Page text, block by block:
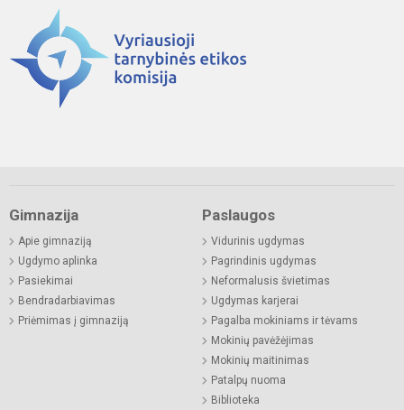
Gimnazija
Apie gimnaziją
Ugdymo aplinka
Pasiekimai
Bendradarbiavimas
Priėmimas į gimnaziją
Paslaugos
Vidurinis ugdymas
Pagrindinis ugdymas
Neformalusis švietimas
Ugdymas karjerai
Pagalba mokiniams ir tėvams
Mokinių pavėžėjimas
Mokinių maitinimas
Patalpų nuoma
Biblioteka